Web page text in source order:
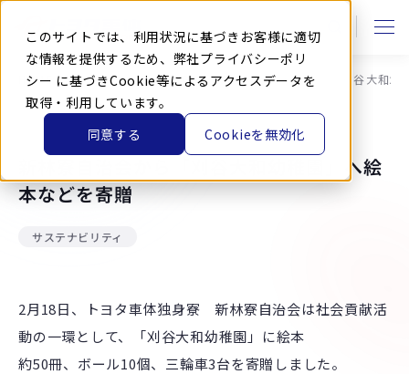
このサイトでは、利用状況に基づきお客様に適切
な情報を提供するため、弊社プライバシーポリ
シー に基づきCookie等によるアクセスデータを
取得・利用しています。
同意する
Cookieを無効化
本
HOME ニュース お知らせ 新林寮自治会から「刈谷大和幼
新林寮自治会から「刈谷大和幼稚園」へ絵
本などを寄贈
サステナビリティ
2月18日、トヨタ車体独身寮 新林寮自治会は社会貢献活
動の一環として、「刈谷大和幼稚園」に絵本
約50冊、ボール10個、三輪車3台を寄贈しました。